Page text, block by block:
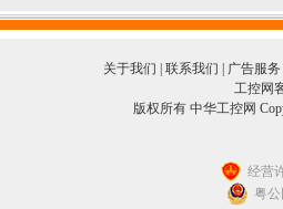
关于我们 联系我们 广告服务
工控网
版权所有 中华工控网
经营
粤公